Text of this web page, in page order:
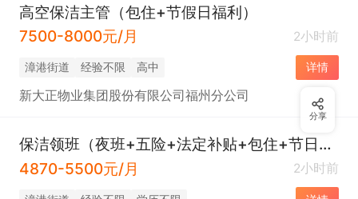
高空保洁主管（包住+节假日福利）
7500-8000元/月
2小时前
​漳港街道 经验不限 高中 详情
新大正物业集团股份有限公司福州分公司
保洁领班（夜班+五险+法定补贴+包住+节日福利）
4870-5500元/月
2小时前
分享